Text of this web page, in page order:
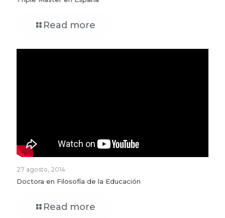
Read more
27 agosto, 2014
Doctora en Filosofía de la Educación
Read more